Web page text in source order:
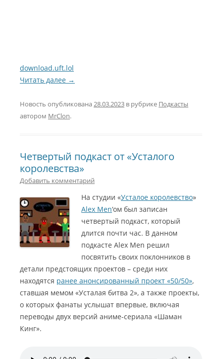
download.uft.lol
Читать далее →
Новость опубликована28.03.2023 в рубрике Подкасты
автором MrClon.
Четвертый подкаст от «Усталого
королевства»
Добавить комментарий
На студии «Усталое королевство»
Alex Men‘ом был записан
четвертый подкаст, который
длится почти час. В данном
подкасте Alex Men решил
посвятить своих поклонников в
детали предстоящих проектов – среди них
находятся ранее анонсированный проект «50/50»,
ставшая мемом «Усталая битва 2», а также проекты,
о которых фанаты услышат впервые, включая
переводы двух версий аниме-сериала «Шаман
Кинг».